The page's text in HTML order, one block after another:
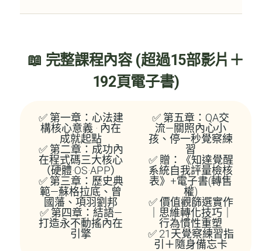
📖 完整課程內容 (超過15部影片＋
192頁電子書)
✅ 第一章：心法建
構核心意義 · 內在
成就起點
✅ 第二章：成功內
在程式碼三大核心
（硬體·OS·APP）
✅ 第三章：歷史典
範—蘇格拉底、曾
國藩、項羽劉邦
✅ 第四章：結語—
打造永不動搖內在
引擎
✅ 第五章：QA交
流—關照內心小
孩、停一秒覺察練
習
✅ 贈：《知達覺醒
系統自我評量檢核
表》+電子書(轉售
權)
✅ 價值觀篩選實作
｜思維轉化技巧｜
行為慣性重塑
✅ 21天覺察練習指
引＋隨身備忘卡